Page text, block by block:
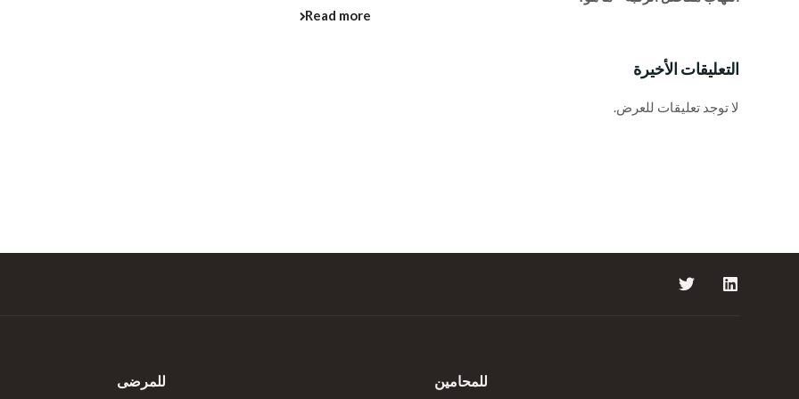
Read more
التعليقات الأخيرة
لا توجد تعليقات للعرض.
للمرضى للمحامين